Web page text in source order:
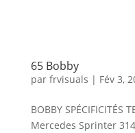
65 Bobby
par frvisuals | Fév 3,
BOBBY SPÉCIFICITÉS
Mercedes Sprinter